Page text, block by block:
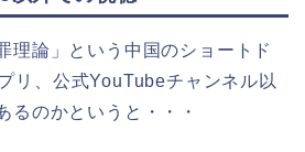
理論」という中国のショートド
リ、公式YouTubeチャンネル以
るのかというと・・・